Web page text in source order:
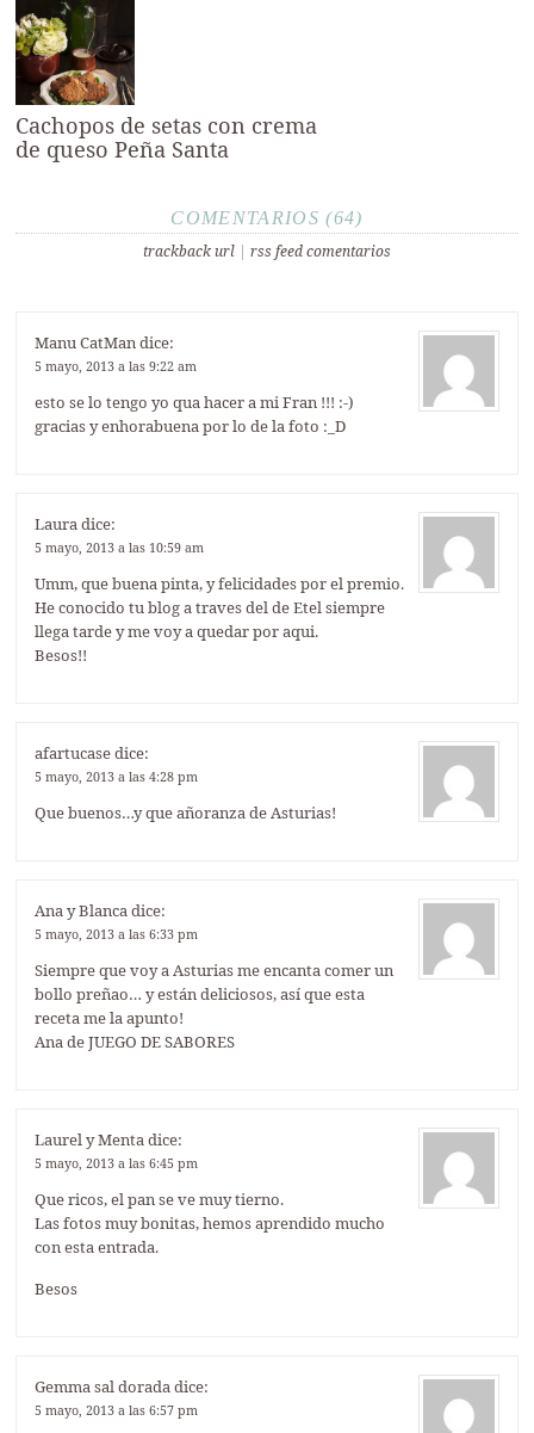
Cachopos de setas con crema
de queso Peña Santa
COMENTARIOS (64)
trackback url| rss feed comentarios
Manu CatMan dice:
5 mayo, 2013 a las 9:22 am
esto se lo tengo yo qua hacer a mi Fran !!! :-)
gracias y enhorabuena por lo de la foto :_D
Laura dice:
5 mayo, 2013 a las 10:59 am
Umm, que buena pinta, y felicidades por el premio.
He conocido tu blog a traves del de Etel siempre
llega tarde y me voy a quedar por aqui.
Besos!!
afartucasedice:
5 mayo, 2013 a las 4:28 pm
Que buenos…y que añoranza de Asturias!
Ana y Blanca dice:
5 mayo, 2013 a las 6:33 pm
Siempre que voy a Asturias me encanta comer un
bollo preñao… y están deliciosos, así que esta
receta me la apunto!
Ana deJUEGO DE SABORES
Laurel y Menta dice:
5 mayo, 2013 a las 6:45 pm
Que ricos, el pan se ve muy tierno.
Las fotos muy bonitas, hemos aprendido mucho
con esta entrada.
Besos
Gemma sal dorada dice:
5 mayo, 2013 a las 6:57 pm